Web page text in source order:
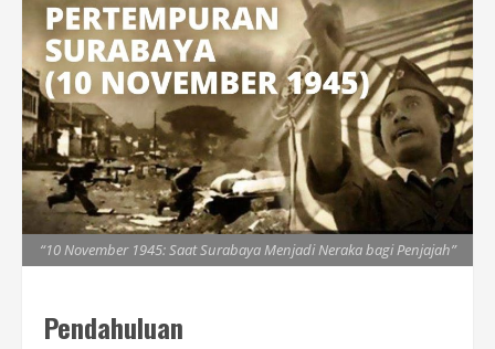
“10 November 1945: Saat Surabaya Menjadi Neraka bagi Penjajah”
Pendahuluan